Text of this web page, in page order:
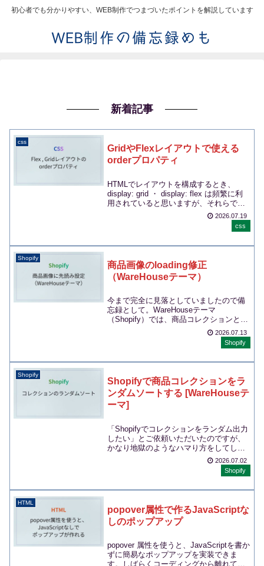
初心者でも分かりやすい、WEB制作でつまづいたポイントを解説しています
新着記事
css
GridやFlexレイアウトで使える
orderプロパティ
HTMLでレイアウトを構成するとき、
display: grid ・ display: flex は頻繁に利
用されていると思いますが、それらで利
2026.07.19
css
Shopify
商品画像のloading修正
（WareHouseテーマ）
今まで完全に見落としていましたので備
忘録として。WareHouseテーマ
（Shopify）では、商品コレクションと商
品ページで共通利用しているコンポーネ
2026.07.13
Shopify
Shopify
Shopifyで商品コレクションをラ
ンダムソートする [WareHouseテ
ーマ]
「Shopifyでコレクションをランダム出力
したい」とご依頼いただいたのですが、
かなり地獄のようなハマり方をしてしま
ったので、メモとして残しておきます。
2026.07.02
Shopify
HTML
popover属性で作るJavaScriptな
しのポップアップ
popover 属性を使うと、JavaScriptを書か
ずに簡易なポップアップを実装できま
す。しばらくコーディングから離れてい